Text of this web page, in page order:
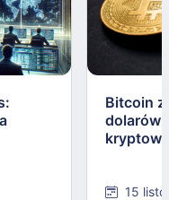
Bitcoin
dolarów:
15